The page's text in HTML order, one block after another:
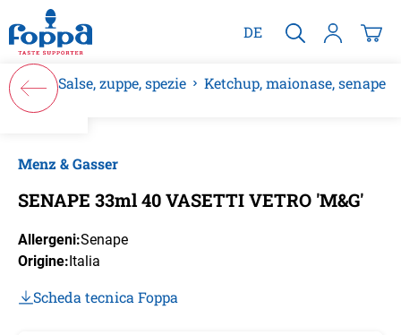
principale
DE
Salse, zuppe, spezie Ketchup, maionase, senape
Menz & Gasser
SENAPE 33ml 40 VASETTI VETRO 'M&G'
Allergeni:Senape
Origine:Italia
Scheda tecnica Foppa